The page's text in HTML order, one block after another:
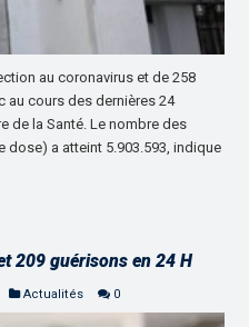
au coronavirus et de 258
au cours des dernières 24
de la Santé. Le nombre des
dose) a atteint 5.903.593, indique
209 guérisons en 24 H
Actualités 0